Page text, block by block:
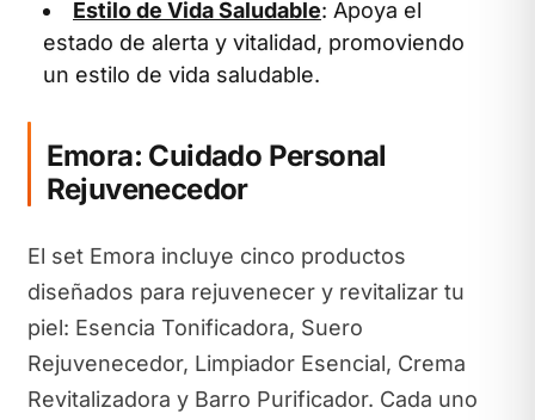
Estilo de Vida Saludable: Apoya el
estado de alerta y vitalidad, promoviendo
un estilo de vida saludable.
Emora: Cuidado Personal
Rejuvenecedor
El set Emora incluye cinco productos
diseñados para rejuvenecer y revitalizar tu
piel: Esencia Tonificadora, Suero
Rejuvenecedor, Limpiador Esencial, Crema
Revitalizadora y Barro Purificador. Cada uno